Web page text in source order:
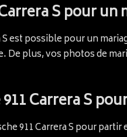
S pour un
est possible pour un
plus, vos photos de
Carrera S
911 Carrera S pour